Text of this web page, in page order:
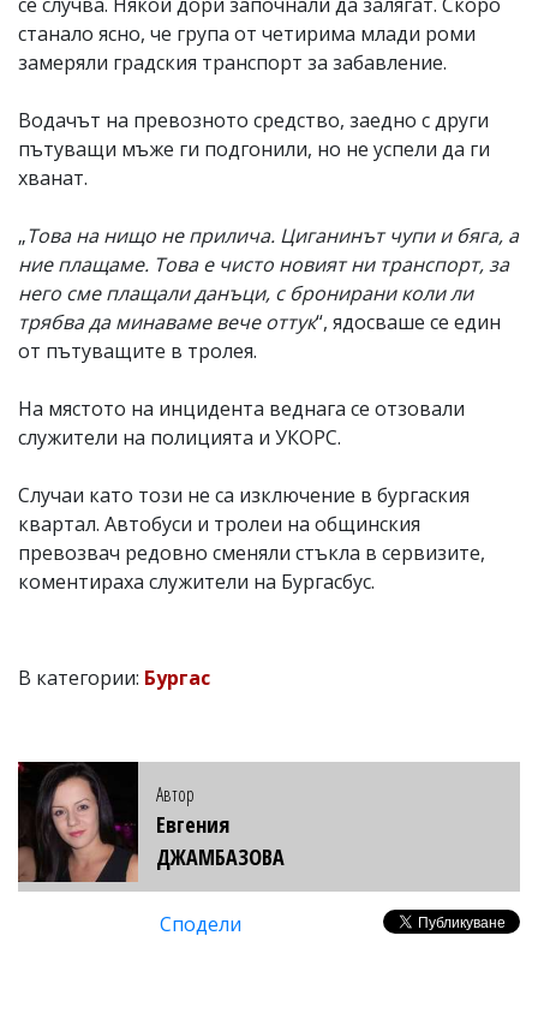
станало ясно, че група от четирима млади роми
замеряли градския транспорт за забавление.
Водачът на превозното средство, заедно с други
пътуващи мъже ги подгонили, но не успели да ги
хванат.
„Това на нищо не прилича. Циганинът чупи и бяга, а
ние плащаме. Това е чисто новият ни транспорт, за
него сме плащали данъци, с бронирани коли ли
трябва да минаваме вече оттук“, ядосваше се един
от пътуващите в тролея.
На мястото на инцидента веднага се отзовали
служители на полицията и УКОРС.
Случаи като този не са изключение в бургаския
квартал. Автобуси и тролеи на общинския
превозвач редовно сменяли стъкла в сервизите,
коментираха служители на Бургасбус.
В категории: Бургас
Автор
Евгения
ДЖАМБАЗОВА
Сподели